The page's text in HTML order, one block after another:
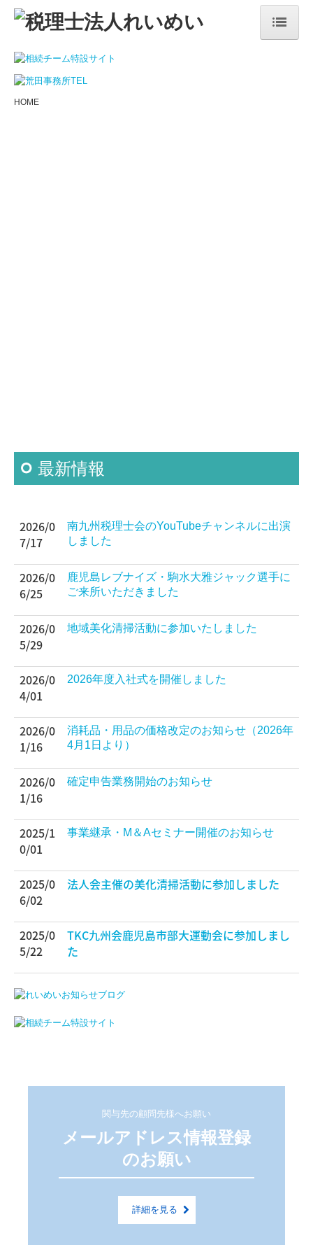
HOME
事務所紹介
HOME
最新情報
2026/0
7/17
南九州税理士会のYouTubeチャンネルに出演
しました
2026/0
6/25
鹿児島レブナイズ・駒水大雅ジャック選手に
ご来所いただきました
2026/0
5/29
地域美化清掃活動に参加いたしました
2026/0
4/01
2026年度入社式を開催しました
2026/0
1/16
消耗品・用品の価格改定のお知らせ（2026年
4月1日より）
2026/0
1/16
確定申告業務開始のお知らせ
2025/1
0/01
事業継承・M＆Aセミナー開催のお知らせ
2025/0
6/02
法人会主催の美化清掃活動に参加しました
2025/0
5/22
TKC九州会鹿児島市部大運動会に参加しまし
た
関与先の顧問先様へお願い
メールアドレス情報登録
のお願い
詳細を見る